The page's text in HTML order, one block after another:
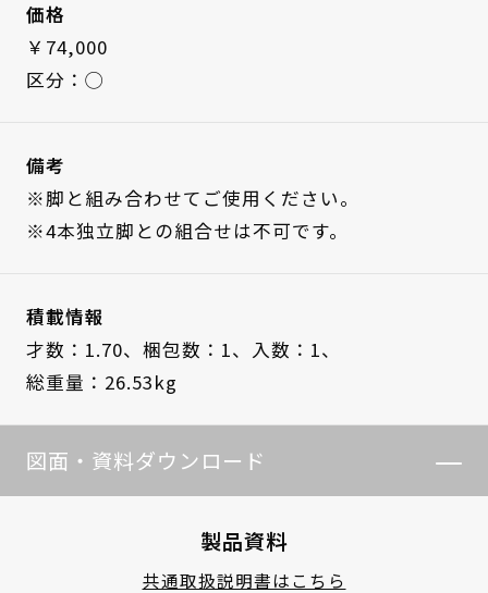
価格
￥74,000
区分：◯
備考
※脚と組み合わせてご使用ください。
※4本独立脚との組合せは不可です。
積載情報
才数：1.70、 梱包数：1、 入数：1、
総重量：26.53kg
図面・資料ダウンロード
製品資料
共通取扱説明書はこちら